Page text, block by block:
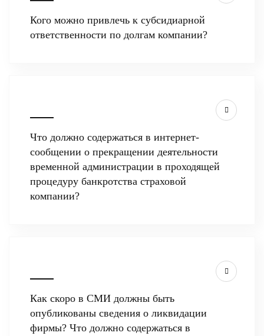
Кого можно привлечь к субсидиарной
ответственности по долгам компании?
Что должно содержаться в интернет-
сообщении о прекращении деятельности
временной администрации в проходящей
процедуру банкротства страховой
компании?
Как скоро в СМИ должны быть
опубликованы сведения о ликвидации
фирмы? Что должно содержаться в